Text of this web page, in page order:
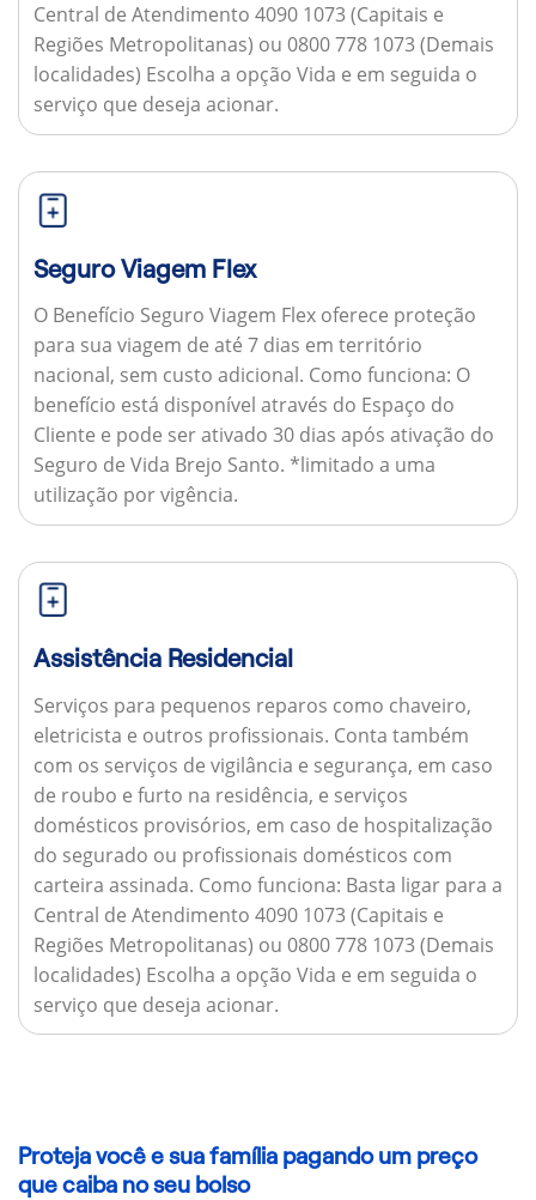
Central de Atendimento 4090 1073 (Capitais e
Regiões Metropolitanas) ou 0800 778 1073 (Demais
localidades) Escolha a opção Vida e em seguida o
serviço que deseja acionar.
Seguro Viagem Flex
O Benefício Seguro Viagem Flex oferece proteção
para sua viagem de até 7 dias em território
nacional, sem custo adicional. Como funciona: O
benefício está disponível através do Espaço do
Cliente e pode ser ativado 30 dias após ativação do
Seguro de Vida Brejo Santo. *limitado a uma
utilização por vigência.
Assistência Residencial
Serviços para pequenos reparos como chaveiro,
eletricista e outros profissionais. Conta também
com os serviços de vigilância e segurança, em caso
de roubo e furto na residência, e serviços
domésticos provisórios, em caso de hospitalização
do segurado ou profissionais domésticos com
carteira assinada. Como funciona: Basta ligar para a
Central de Atendimento 4090 1073 (Capitais e
Regiões Metropolitanas) ou 0800 778 1073 (Demais
localidades) Escolha a opção Vida e em seguida o
serviço que deseja acionar.
Proteja você e sua família pagando um preço
que caiba no seu bolso